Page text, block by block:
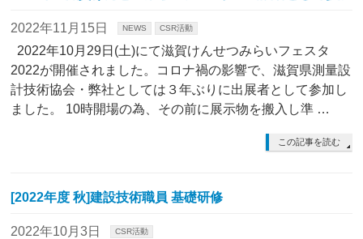
2022年11月15日 NEWS CSR活動
2022年10月29日(土)にて滋賀けんせつみらいフェスタ
2022が開催されました。コロナ禍の影響で、滋賀県測量設
計技術協会・弊社としては３年ぶりに出展者として参加し
ました。 10時開場の為、その前に展示物を搬入し準 …
この記事を読む
[2022年度 秋]建設技術職員 基礎研修
2022年10月3日 CSR活動